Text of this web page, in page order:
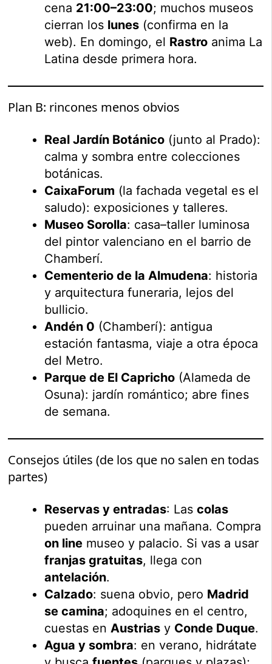
cena 21:00–23:00; muchos museos
cierran los lunes (confirma en la
web). En domingo, el Rastro anima La
Latina desde primera hora.
Plan B: rincones menos obvios
Real Jardín Botánico (junto al Prado):
calma y sombra entre colecciones
botánicas.
CaixaForum (la fachada vegetal es el
saludo): exposiciones y talleres.
Museo Sorolla: casa–taller luminosa
del pintor valenciano en el barrio de
Chamberí.
Cementerio de la Almudena: historia
y arquitectura funeraria, lejos del
bullicio.
Andén 0 (Chamberí): antigua
estación fantasma, viaje a otra época
del Metro.
Parque de El Capricho (Alameda de
Osuna): jardín romántico; abre fines
de semana.
Consejos útiles (de los que no salen en todas
partes)
Reservas y entradas: Lascolas
pueden arruinar una mañana. Compra
on line museo y palacio. Si vas a usar
franjas gratuitas, llega con
antelación.
Calzado: suena obvio, pero Madrid
se camina; adoquines en el centro,
cuestas enAustrias y Conde Duque.
Agua y sombra: en verano, hidrátate